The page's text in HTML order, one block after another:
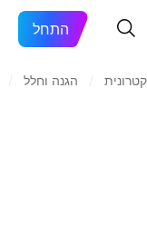
התחל
הגנה וחלל